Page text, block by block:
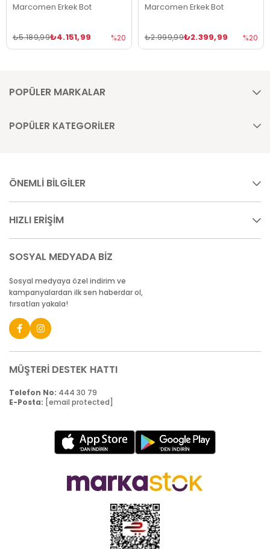
Marcomen Erkek Bot
₺4.151,99
₺5.189,99 %20
Marcomen Erkek Bot
₺2.399,99
₺2.999,99 %20
POPÜLER MARKALAR
POPÜLER KATEGORİLER
ÖNEMLİ BİLGİLER
HIZLI ERİŞİM
SOSYAL MEDYADA BİZ
Sosyal medyaya özel indirim ve
kampanyalardan ilk sen haberdar ol,
fırsatları yakala!
MÜŞTERİ DESTEK HATTI
Telefon No: 444 30 79
E-Posta: [email protected]